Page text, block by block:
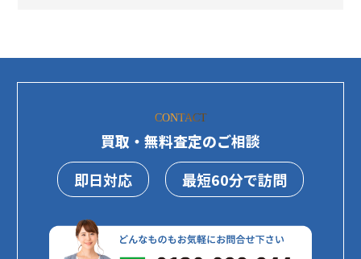
CONTACT
買取・無料査定のご相談
即日対応
最短60分で訪問